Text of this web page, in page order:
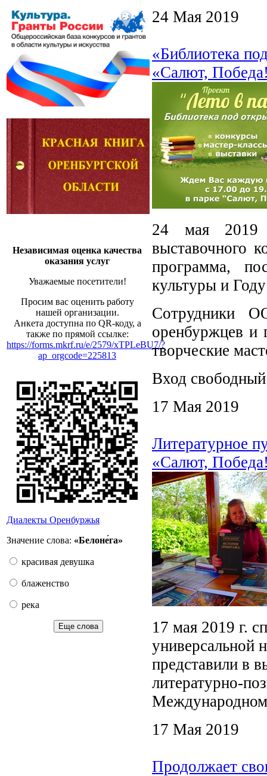
Независимая оценка качества
оказания услуг
Уважаемые посетители!
Просим вас оценить работу
нашей организации.
Анкета доступна по QR-коду, а
также по прямой ссылке:
https://forms.mkrf.ru/e/2579/xTPLeBU7/?
ap_orgcode=225813
Диалекты Оренбуржья
Значение слова: «Белоне́га»
красивая девушка
блаженство
река
Еще слова
24 Мая 2019
«Библиотека
«Салют,
24 мая 2019
выставочного
программа,
культуры и Году
Сотрудники
оренбуржцев и
творческие
Вход свободный
17 Мая 2019
Литературное
«Салют,
17 мая 2019 г.
универсальной
представили в
литературно-
17 Мая 2019
Продолжает